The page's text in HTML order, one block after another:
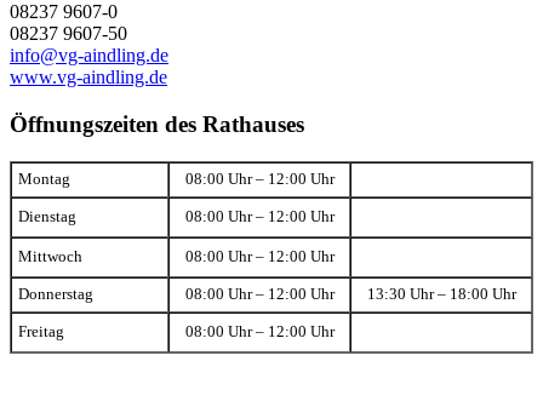
08237 9607-0
08237 9607-50
info@vg-aindling.de
www.vg-aindling.de
Öffnungszeiten des Rathauses
Montag 08:00 Uhr – 12:00 Uhr
Dienstag 08:00 Uhr – 12:00 Uhr
Mittwoch 08:00 Uhr – 12:00 Uhr
Donnerstag 08:00 Uhr – 12:00 Uhr 13:30 Uhr – 18:00 Uhr
Freitag 08:00 Uhr – 12:00 Uhr